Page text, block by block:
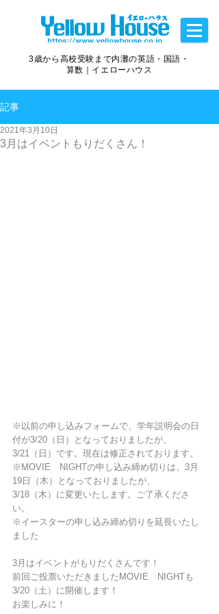
3歳から高校受験まで内灘の英語・国語・
算数｜イエローハウス
記事
3月はイベントもりだくさん！
2021年3月10日
※以前の申し込みフォームで、学年説明会の日
付が3/20（日）となっておりましたが、
3/21（日）です。現在は修正されております。
※MOVIE　NIGHTの申し込み締め切りは、3月
19日（木）となっておりましたが、
3/18（木）に変更いたします。ご了承くださ
い。
※イースターの申し込み締め切りを延長いたし
ました
3月はイベントがもりだくさんです！
前回ご投票いただきましたMOVIE　NIGHTも
3/20（土）に開催します！
お楽しみに！